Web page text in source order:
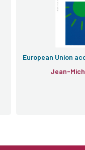
European Union
Jean-